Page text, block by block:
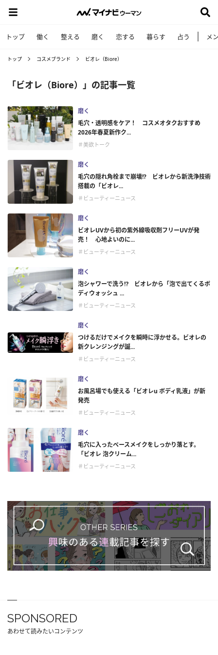
トップ 働く 整える 磨く 恋する 暮らす 占う メ
トップ コスメブランド ビオレ（Biore）
「ビオレ（Biore）」の記事一覧
磨く
毛穴・透明感をケア！ コスメオタクおすすめ
2026年春夏新作ク...
＃美欲トーク
磨く
毛穴の隠れ角栓まで崩壊!? ビオレから新洗浄技術
搭載の「ビオレ...
＃ビューティーニュース
磨く
ビオレUVから初の紫外線吸収剤フリーUVが発
売！ 心地よいのに...
＃ビューティーニュース
磨く
泡シャワーで洗う⁉ ビオレから「泡で出てくるボ
ディウォッシュ ...
＃ビューティーニュース
磨く
つけるだけでメイクを瞬時に浮かせる。ビオレの
新クレンジングが誕...
＃ビューティーニュース
磨く
お風呂場でも使える「ビオレu ボディ乳液」が新
発売
＃ビューティーニュース
磨く
毛穴に入ったベースメイクをしっかり落とす。
「ビオレ 泡クリーム...
＃ビューティーニュース
SPONSORED
あわせて読みたいコンテンツ